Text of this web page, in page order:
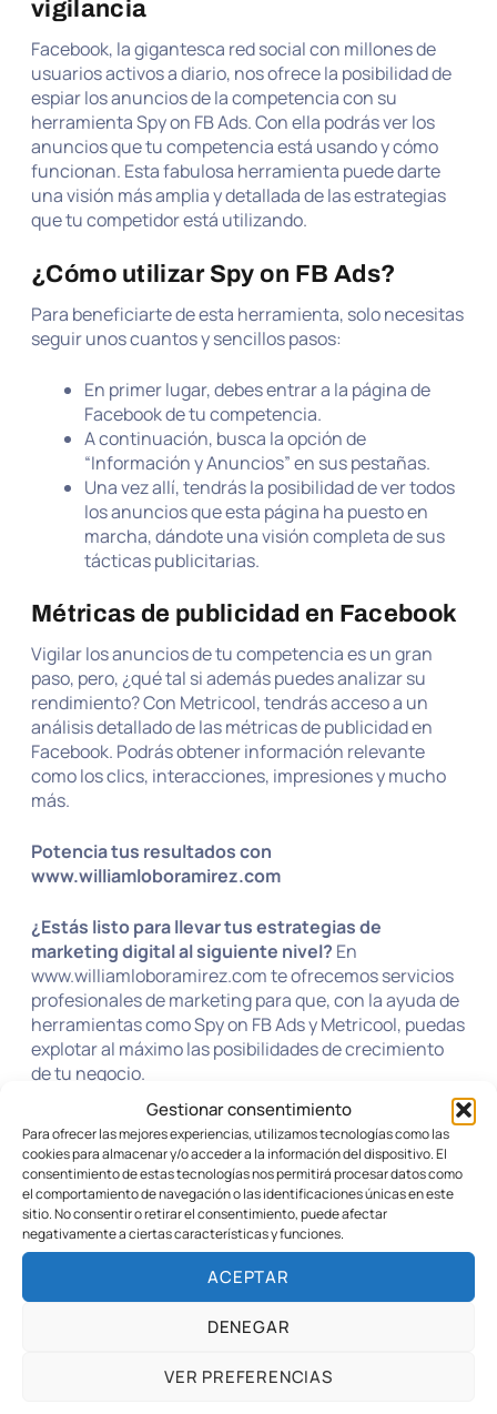
Gestionar consentimiento
Para ofrecer las mejores experiencias, utilizamos tecnologías como las
cookies para almacenar y/o acceder a la información del dispositivo. El
consentimiento de estas tecnologías nos permitirá procesar datos como
el comportamiento de navegación o las identificaciones únicas en este
sitio. No consentir o retirar el consentimiento, puede afectar
negativamente a ciertas características y funciones.
ACEPTAR
DENEGAR
VER PREFERENCIAS
vigilancia
Facebook, la gigantesca red social con millones de
usuarios activos a diario, nos ofrece la posibilidad de
espiar los anuncios de la competencia con su
herramienta Spy on FB Ads. Con ella podrás ver los
anuncios que tu competencia está usando y cómo
funcionan. Esta fabulosa herramienta puede darte
una visión más amplia y detallada de las estrategias
que tu competidor está utilizando.
¿Cómo utilizar Spy on FB Ads?
Para beneficiarte de esta herramienta, solo necesitas
seguir unos cuantos y sencillos pasos:
En primer lugar, debes entrar a la página de
Facebook de tu competencia.
A continuación, busca la opción de
“Información y Anuncios” en sus pestañas.
Una vez allí, tendrás la posibilidad de ver todos
los anuncios que esta página ha puesto en
marcha, dándote una visión completa de sus
tácticas publicitarias.
Métricas de publicidad en Facebook
Vigilar los anuncios de tu competencia es un gran
paso, pero, ¿qué tal si además puedes analizar su
rendimiento? Con Metricool, tendrás acceso a un
análisis detallado de las métricas de publicidad en
Facebook. Podrás obtener información relevante
como los clics, interacciones, impresiones y mucho
más.
Potencia tus resultados con
www.williamloboramirez.com
¿Estás listo para llevar tus estrategias de
marketing digital al siguiente nivel? En
www.williamloboramirez.com te ofrecemos servicios
profesionales de marketing para que, con la ayuda de
herramientas como Spy on FB Ads y Metricool, puedas
explotar al máximo las posibilidades de crecimiento
de tu negocio.
Es hora de tomar ventaja y usar los anuncios de
Facebook a tu favor. No esperes más, visita
www.williamloboramirez.com y descubre cómo
podemos ayudarte a disfrutar de los grandes
beneficios del marketing online.